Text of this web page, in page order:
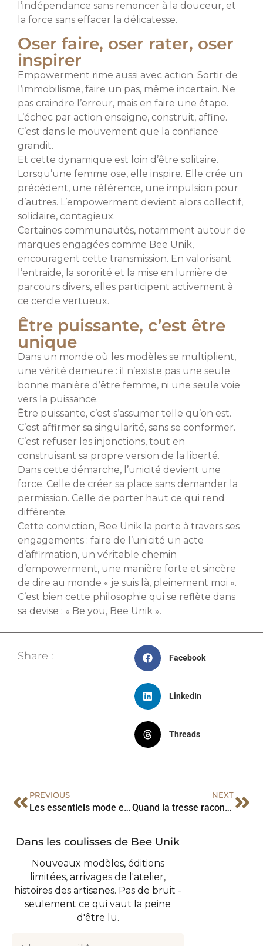
l’indépendance sans renoncer à la douceur, et
la force sans effacer la délicatesse.
Oser faire, oser rater, oser
inspirer
Empowerment rime aussi avec action. Sortir de
l’immobilisme, faire un pas, même incertain. Ne
pas craindre l’erreur, mais en faire une étape.
L’échec par action enseigne, construit, affine.
C’est dans le mouvement que la confiance
grandit.
Et cette dynamique est loin d’être solitaire.
Lorsqu’une femme ose, elle inspire. Elle crée un
précédent, une référence, une impulsion pour
d’autres. L’empowerment devient alors collectif,
solidaire, contagieux.
Certaines communautés, notamment autour de
marques engagées comme Bee Unik,
encouragent cette transmission. En valorisant
l’entraide, la sororité et la mise en lumière de
parcours divers, elles participent activement à
ce cercle vertueux.
Être puissante, c’est être
unique
Dans un monde où les modèles se multiplient,
une vérité demeure : il n’existe pas une seule
bonne manière d’être femme, ni une seule voie
vers la puissance.
Être puissante, c’est s’assumer telle qu’on est.
C’est affirmer sa singularité, sans se conformer.
C’est refuser les injonctions, tout en
construisant sa propre version de la liberté.
Dans cette démarche, l’unicité devient une
force. Celle de créer sa place sans demander la
permission. Celle de porter haut ce qui rend
différente.
Cette conviction, Bee Unik la porte à travers ses
engagements : faire de l’unicité un acte
d’affirmation, un véritable chemin
d’empowerment, une manière forte et sincère
de dire au monde « je suis là, pleinement moi ».
C’est bien cette philosophie qui se reflète dans
sa devise : « Be you, Bee Unik ».
Share : Facebook
LinkedIn
Threads
PREVIOUS
Les essentiels mode et écoresponsables de l’été par Bee Unik
NEXT
Quand la tresse raconte le parcours des femmes
Dans les coulisses de Bee Unik
Nouveaux modèles, éditions
limitées, arrivages de l'atelier,
histoires des artisanes. Pas de bruit -
seulement ce qui vaut la peine
d'être lu.